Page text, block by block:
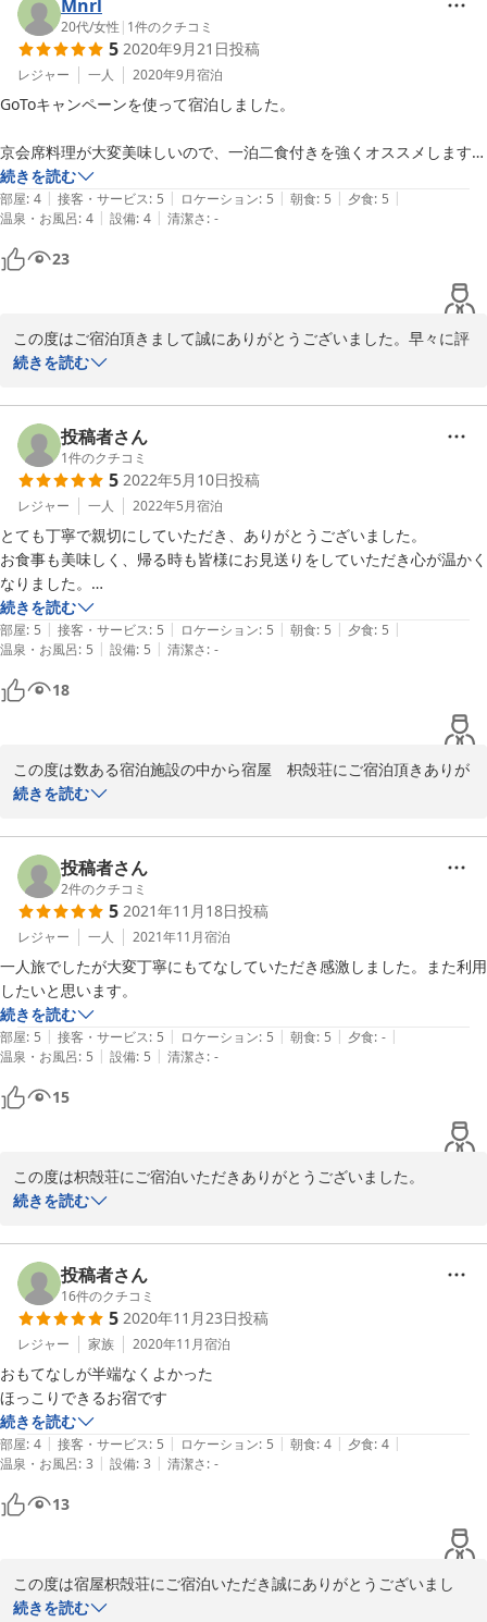
す。
お客様が心からリラックスしてお過ごしいただけましたこと大変嬉
しく思います。
またのご来店を心よりお待ち申し上げております。
ありがとうございました。
宿屋枳殻荘スタッフ一同より
Mnrl
20代/女性 | 1件のクチコミ
5 2020年9月21日投稿
レジャー 一人 2020年9月宿泊
GoToキャンペーンを使って宿泊しました。
京会席料理が大変美味しいので、一泊二食付きを強くオススメします。
夕飯は女将の解説付き。見た目も味も上品な京都を感じられる美味しい
会席料理をいただけます。最初に食べた湯葉の味が忘れられません。そ
の他の料理も出汁の優しい味が楽しめて、お酒も料理もどんどん進みま
す。
特にハモ料理は関東ではなかなか食べられないため、美味しくいただけ
部屋によっては池の隣の個室で食べられて、その場合はゆったりと泳ぐ
部屋は掃除が行き届いており、生花が飾られていて、落ち着いた和室と
なっています。エアコンもあります。昔からの日本旅館のため、お風呂
や食事の間に仲居さんが部屋に上がり布団の上げ下げをしてくれます。
気にする方は貴重品を持ち歩きましょう。
古いため隣の部屋の人が歩くと音がしますが、そこまで気になりません
でした。昔ながらの日本旅館に泊まりたかったので、むしろ味があって
良かったです。
トイレは共用ですが綺麗です。和式も洋式もあります。部屋数が少ない
ので、トイレ待ちすることはありませんでした。洗面所は各部屋に付い
ています。
お風呂は予約制のため他の人とかぶる心配がありません。ドライヤーは
立地は京都駅から歩いていけるくらいです。近くに東本願寺やその別邸
があり、朝のお勤めにも便利です。
間を過ごすことができました。お茶などのおもてなしが嬉しかったで
す。今度は家族を連れて泊まりたいです！
続きを読む
部屋: 4 | 接客・サービス: 5 | ロケーション: 5 | 朝食: 5 | 夕食: 5 |
温泉・お風呂: 4 | 設備: 4 | 清潔さ: -
23
この度はご宿泊頂きまして誠にありがとうございました。早々に評
価の投稿を頂き感謝いたします。
行をお過ごしなられましたでしょうか？
一泊二食付でご宿泊頂き、素材も料理方法にも宿自慢の夕食（京会
席料理）を大変喜んで頂き、スタッフ一同も心が嬉しくなりまし
た。
朝食も健康的なヘルシーな食材でご用意させて頂きました。
お客様にご満足頂けて誠に光栄でございます。
お客様が心からりラックスしてお過ごし頂けましたこと大変嬉しく
思います。
またのご来店を心よりお待ち申し上げております。ありがとうござ
いました。
2020-09-21
続きを読む
投稿者さん
1件のクチコミ
5 2022年5月10日投稿
レジャー 一人 2022年5月宿泊
とても丁寧で親切にしていただき、ありがとうございました。
お食事も美味しく、帰る時も皆様にお見送りをしていただき心が温かく
なりました。
また、利用したいと思った宿屋です。
続きを読む
部屋: 5 | 接客・サービス: 5 | ロケーション: 5 | 朝食: 5 | 夕食: 5 |
温泉・お風呂: 5 | 設備: 5 | 清潔さ: -
18
この度は数ある宿泊施設の中から宿屋　枳殻荘にご宿泊頂きありが
とうございました。
チェックアウト後のご観光はいかがでしでしょうか？
当館がお客様の大切な旅行に少しでも貢献出来たのなら幸いです。
今後ともお客様のご期待にお応え出来るよう日々精進致しますの
で、変わらぬご愛顧宜しくお願い致します。
新緑の輝く季節ではありますが、朝晩の寒暖差もございますので、
くれぐれもお身体ご自愛ください。
またのご来店スタッフ一同心よりお待ちしております。
ありがとうございました。
宿屋　枳殻荘　スタッフ一同
2022-05-12
続きを読む
投稿者さん
2件のクチコミ
5 2021年11月18日投稿
レジャー 一人 2021年11月宿泊
一人旅でしたが大変丁寧にもてなしていただき感激しました。また利用
したいと思います。
続きを読む
部屋: 5 | 接客・サービス: 5 | ロケーション: 5 | 朝食: 5 | 夕食: - |
温泉・お風呂: 5 | 設備: 5 | 清潔さ: -
15
この度は枳殻荘にご宿泊いただきありがとうございました。
数ある宿の中から当館をお選び頂き、本当に嬉しく思います。
今後ともお客様のご期待にそえられるよう日々努めて参りますので
宜しくお願い致します。
時節がら日に日に寒さが増しておりますので、どうぞご自愛くださ
いませ。
またのご来店をスタッフ一同心よりお待ちしております。ありがと
うございました。
宿屋　枳殻荘スタッフ一同
2021-11-18
続きを読む
投稿者さん
16件のクチコミ
5 2020年11月23日投稿
レジャー 家族 2020年11月宿泊
おもてなしが半端なくよかった
ほっこりできるお宿です
続きを読む
部屋: 4 | 接客・サービス: 5 | ロケーション: 5 | 朝食: 4 | 夕食: 4 |
温泉・お風呂: 3 | 設備: 3 | 清潔さ: -
13
この度は宿屋枳殻荘にご宿泊いただき誠にありがとうございまし
た。
続きを読む